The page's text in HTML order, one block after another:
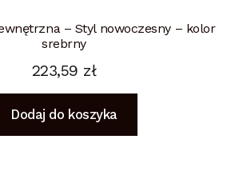
– Styl nowoczesny – kolor
srebrny
223,59 zł
Dodaj do koszyka